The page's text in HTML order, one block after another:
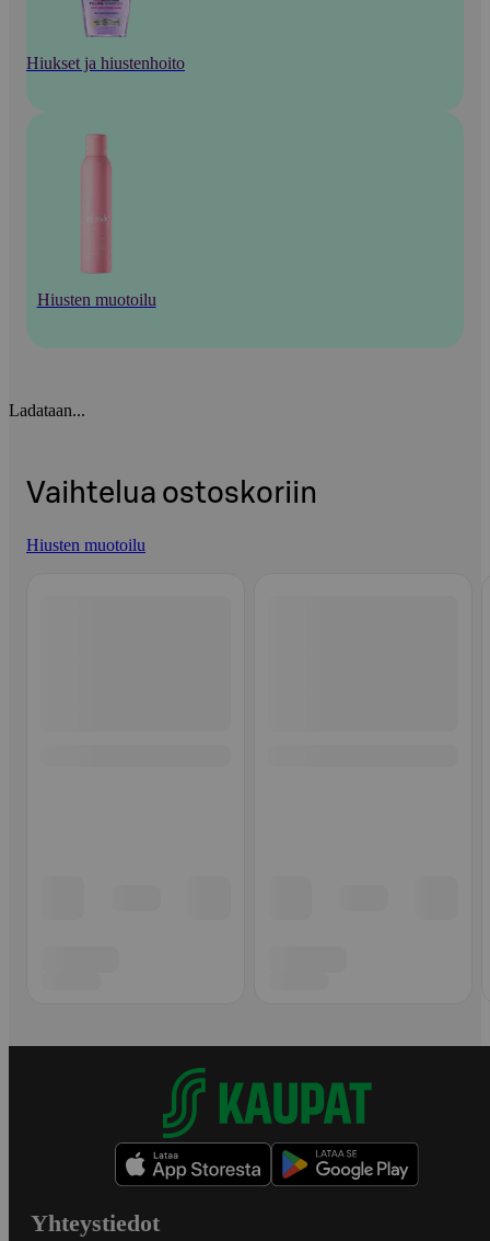
Hiukset ja hiustenhoito
Hiusten muotoilu
Ladataan...
Vaihtelua ostoskoriin
Hiusten muotoilu
Yhteystiedot